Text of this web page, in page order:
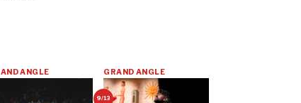
ANGLE
9/13
GRAND ANGLE